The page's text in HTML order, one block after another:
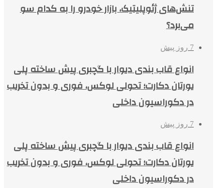
تنش‌های ژئوپلیتیک، بازار خودرو را به کدام سو
می‌برد؟
7 روز پیش
انواع قاب بندی دیوار با گچبری پیش ساخته پلی
یورتان دکارت؛ تحولی لوکس، فوری و بدون تخریب
در دکوراسیون داخلی
7 روز پیش
انواع قاب بندی دیوار با گچبری پیش ساخته پلی
یورتان دکارت؛ تحولی لوکس، فوری و بدون تخریب
در دکوراسیون داخلی